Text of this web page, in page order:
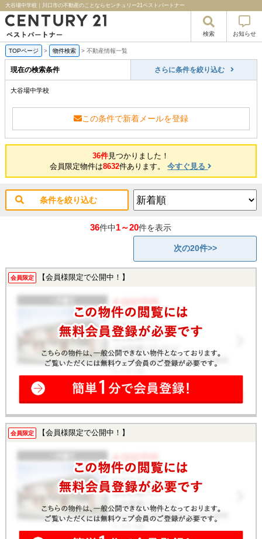
大谷場中学校｜川口市の不動産のことならセンチュリー21ベストパートナー
検索 お知らせ
TOPページ > 物件検索 > 不動産情報一覧
現在の検索条件 さらに条件を絞り込む
大谷場中学校
この条件で新着メールを登録
36件見つかりました！
会員限定物件は8632件あります。今すぐ見る
条件を絞り込む
36件中1～20件を表示
次の20件>>
会員限定 【会員様限定で公開中！】
会員限定 【会員様限定で公開中！】